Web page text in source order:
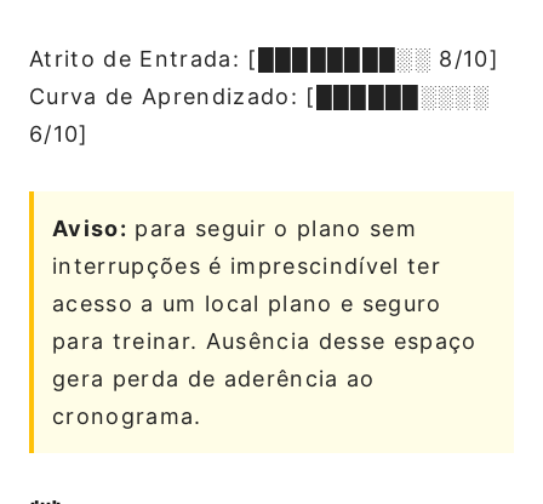
Atrito de Entrada: [████████░░ 8/10]
Curva de Aprendizado: [██████░░░░
6/10]
Aviso: para seguir o plano sem
interrupções é imprescindível ter
acesso a um local plano e seguro
para treinar. Ausência desse espaço
gera perda de aderência ao
cronograma.